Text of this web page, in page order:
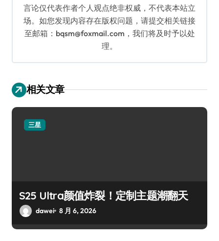
言论仅代表作者个人观点绝非权威，不代表本站立
场。如您发现内容存在版权问题，请提交相关链接
至邮箱：bqsm@foxmail.com，我们将及时予以处
理。
相关文章
三星
S25 Ultra颜值炸裂！定制主题潮翻天
dawei 8 月 6, 2026